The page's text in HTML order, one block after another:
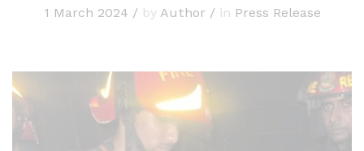
1 March 2024 /by Author /in Press Release